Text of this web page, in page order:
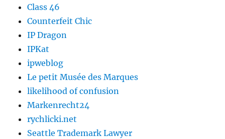
Class 46
Counterfeit Chic
IP Dragon
IPKat
ipweblog
Le petit Musée des Marques
likelihood of confusion
Markenrecht24
rychlicki.net
Seattle Trademark Lawyer